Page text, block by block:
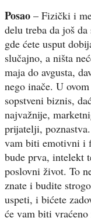
Posao – Fizički i
delu treba da još
gde ćete usput
slučajno, a ništa
maja do avgusta,
nego inače. U
sopstveni biznis,
najvažnije,
prijatelji,
vam biti emotivni i
bude prva, intelekt
poslovni život. To
znate i budite
uspeti, i bićete
će vam biti vraćeno